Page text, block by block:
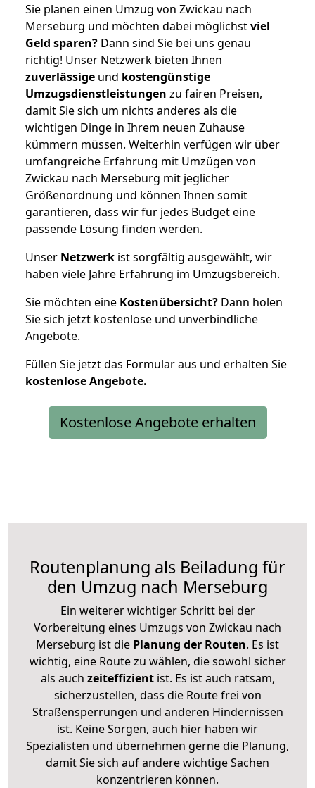
Sie planen einen Umzug von Zwickau nach
Merseburg und möchten dabei möglichstviel
Geld sparen? Dann sind Sie bei uns genau
richtig! Unser Netzwerk bieten Ihnen
zuverlässige und kostengünstige
Umzugsdienstleistungen zu fairen Preisen,
damit Sie sich um nichts anderes als die
wichtigen Dinge in Ihrem neuen Zuhause
kümmern müssen. Weiterhin verfügen wir über
umfangreiche Erfahrung mit Umzügen von
Zwickau nach Merseburg mit jeglicher
Größenordnung und können Ihnen somit
garantieren, dass wir für jedes Budget eine
passende Lösung finden werden.
Unser Netzwerk ist sorgfältig ausgewählt, wir
haben viele Jahre Erfahrung im Umzugsbereich.
Sie möchten eine Kostenübersicht? Dann holen
Sie sich jetzt kostenlose und unverbindliche
Angebote.
Füllen Sie jetzt das Formular aus und erhalten Sie
kostenloseAngebote.
Kostenlose Angebote erhalten
Routenplanung als Beiladung für
den Umzug nach Merseburg
Ein weiterer wichtiger Schritt bei der
Vorbereitung eines Umzugs von Zwickau nach
Merseburg ist die Planung der Routen. Es ist
wichtig, eine Route zu wählen, die sowohl sicher
als auch zeiteffizientist. Es ist auch ratsam,
sicherzustellen, dass die Route frei von
Straßensperrungen und anderen Hindernissen
ist. Keine Sorgen, auch hier haben wir
Spezialisten und übernehmen gerne die Planung,
damit Sie sich auf andere wichtige Sachen
konzentrieren können.